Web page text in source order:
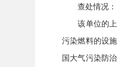
查处情况：
该单位的上
污染燃料的设
国大气污染防